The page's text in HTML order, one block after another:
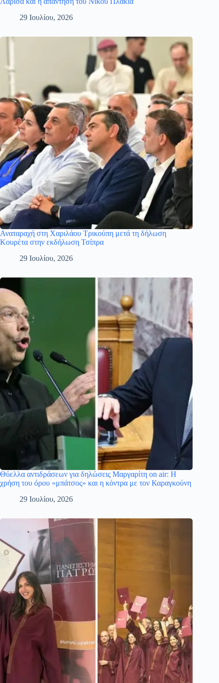
29 Ιουλίου, 2026
Αναταραχή στη Χαριλάου Τρικούπη μετά τη δήλωση
Κουρέτα στην εκδήλωση Τσίπρα
29 Ιουλίου, 2026
Θύελλα αντιδράσεων για δηλώσεις Μαργαρίτη on air: Η
χρήση του όρου «μπάτσος» και η κόντρα με τον Καραγκούνη
29 Ιουλίου, 2026